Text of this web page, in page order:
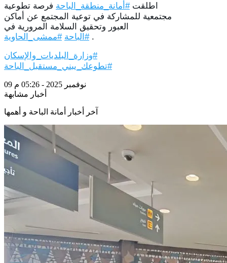
اطلقت#أمانة_منطقة_الباحة فرصة تطوعية
مجتمعية للمشاركة في توعية المجتمع عن أماكن
العبور وتحقيق السلامة المرورية في
#ممشى_الحاوية #الباحة.
#وزارة_البلديات_والإسكان
#تطوعك_يبني_مستقبل_الباحة
09 نوفمبر 2025 - 05:26 م
أخبار مشابهة
آخر أخبار أمانة الباحة و أهمها